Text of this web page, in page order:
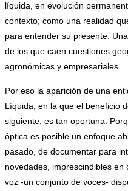
líquida, en evolución
contexto; como una realidad
para entender su presente.
de los que caen cuestiones
agronómicas y empresariales.
Por eso la aparición de una
Líquida, en la que el beneficio
siguiente, es tan oportuna.
óptica es posible un enfoque
pasado, de documentar para
novedades, imprescindibles
voz -un conjunto de voces-